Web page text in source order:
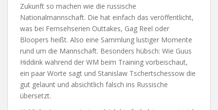
Zukunft so machen wie die russische
Nationalmannschaft. Die hat einfach das veröffentlicht,
was bei Fernsehserien Outtakes, Gag Reel oder
Bloopers heißt. Also eine Sammlung lustiger Momente
rund um die Mannschaft. Besonders hübsch: Wie Guus
Hiddink während der WM beim Training vorbeischaut,
ein paar Worte sagt und Stanislaw Tschertschessow die
gut gelaunt und absichtlich falsch ins Russische
übersetzt.